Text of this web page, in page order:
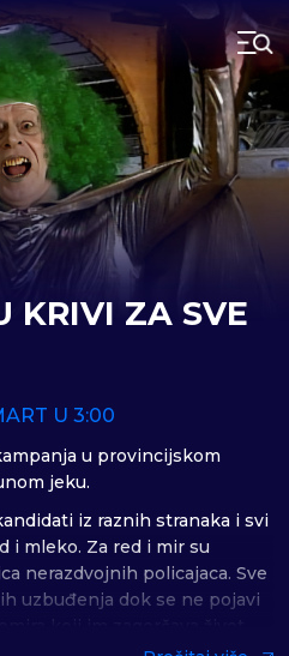
KRIVI ZA SVE
U 3:00
u provincijskom
jeku.
iz raznih stranaka i svi
i mleko. Za red i mir su
nerazdvojnih policajaca. Sve
uzbuđenja dok se ne pojavi